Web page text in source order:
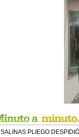
SALINAS PLIEGO